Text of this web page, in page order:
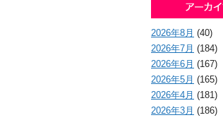
2026年8月 (40)
2026年7月 (184)
2026年6月 (167)
2026年5月 (165)
2026年4月 (181)
2026年3月 (186)